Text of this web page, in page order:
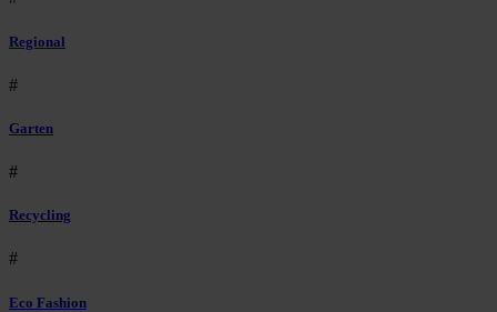
Regional
#
Garten
#
Recycling
#
Eco Fashion